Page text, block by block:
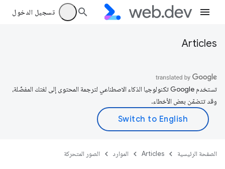
تسجيل الدخول
Articles
تستخدم Google تكنولوجيا الذكاء الاصطناعي لترجمة المحتوى إلى لغتك المفضّلة،
وقد تتضمّن بعض الأخطاء.
الصفحة الرئيسية Articles الموارد الصور المتحركة